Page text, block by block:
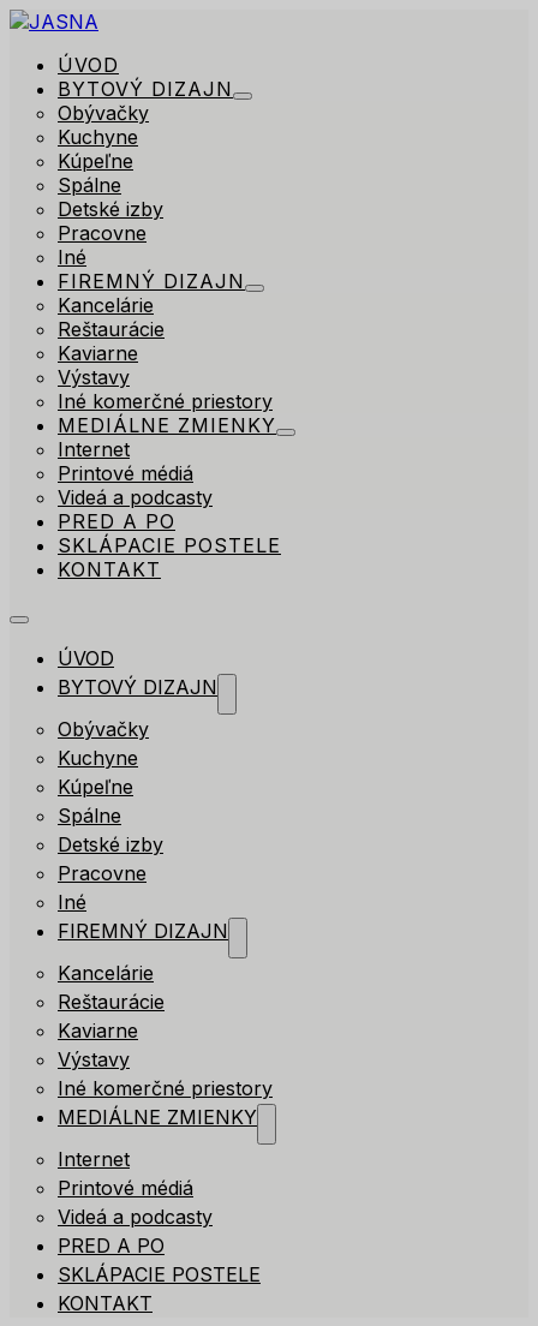
ÚVOD
BYTOVÝ DIZAJN
Obývačky
Kuchyne
Kúpeľne
Spálne
Detské izby
Pracovne
Iné
FIREMNÝ DIZAJN
Kancelárie
Reštaurácie
Kaviarne
Výstavy
Iné komerčné priestory
MEDIÁLNE ZMIENKY
Internet
Printové médiá
Videá a podcasty
PRED A PO
SKLÁPACIE POSTELE
KONTAKT
ÚVOD
BYTOVÝ DIZAJN
Obývačky
Kuchyne
Kúpeľne
Spálne
Detské izby
Pracovne
Iné
FIREMNÝ DIZAJN
Kancelárie
Reštaurácie
Kaviarne
Výstavy
Iné komerčné priestory
MEDIÁLNE ZMIENKY
Internet
Printové médiá
Videá a podcasty
PRED A PO
SKLÁPACIE POSTELE
KONTAKT